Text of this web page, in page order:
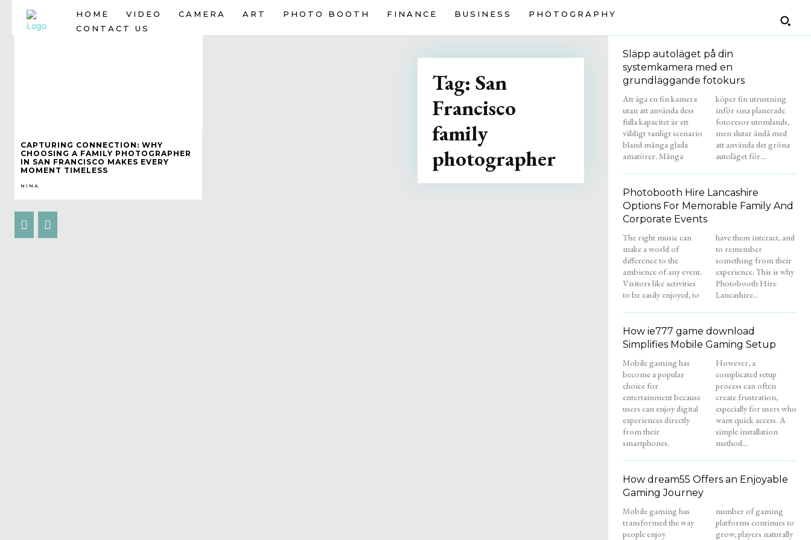
HOME VIDEO CAMERA ART PHOTO BOOTH FINANCE BUSINESS
PHOTOGRAPHY
CONTACT US
CAPTURING CONNECTION: WHY
CHOOSING A FAMILY PHOTOGRAPHER
IN SAN FRANCISCO MAKES EVERY
MOMENT TIMELESS
NINA
Tag: San
Francisco
family
photographer
Släpp autoläget på din
systemkamera med en
grundläggande fotokurs
Att äga en fin kamera
utan att använda dess
fulla kapacitet är ett
väldigt vanligt scenario
bland många glada
amatörer. Många
köper fin utrustning
inför sina planerade
fotoresor utomlands,
men slutar ändå med
att använda det gröna
autoläget för...
Photobooth Hire Lancashire
Options For Memorable Family And
Corporate Events
The right music can
make a world of
difference to the
ambience of any event.
Visitors like activities
to be easily enjoyed, to
have them interact, and
to remember
something from their
experience. This is why
Photobooth Hire
Lancashire...
How ie777 game download
Simplifies Mobile Gaming Setup
Mobile gaming has
become a popular
choice for
entertainment because
users can enjoy digital
experiences directly
from their
smartphones.
However, a
complicated setup
process can often
create frustration,
especially for users who
want quick access. A
simple installation
method...
How dream55 Offers an Enjoyable
Gaming Journey
Mobile gaming has
transformed the way
people enjoy
number of gaming
platforms continues to
grow, players naturally